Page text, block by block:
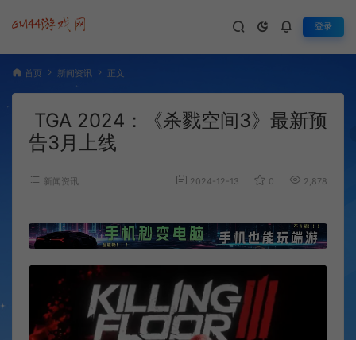
登录
首页 新闻资讯 正文
TGA 2024：《杀戮空间3》最新预
告3月上线
新闻资讯 2024-12-13 0 2,878